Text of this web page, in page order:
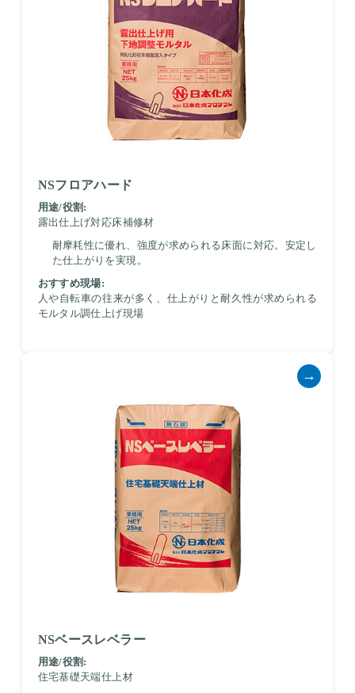
NSフロアハード
用途/役割:
露出仕上げ対応床補修材
耐摩耗性に優れ、強度が求められる床面に対応。安定し
た仕上がりを実現。
おすすめ現場:
人や自転車の往来が多く、仕上がりと耐久性が求められる
モルタル調仕上げ現場
NSベースレベラー
用途/役割:
住宅基礎天端仕上材
→